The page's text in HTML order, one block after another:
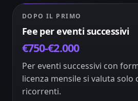
DOPO IL PRIMO
Fee per eventi successivi
€750-€2.000
Per eventi successivi con
licenza mensile si valuta solo
ricorrenti.